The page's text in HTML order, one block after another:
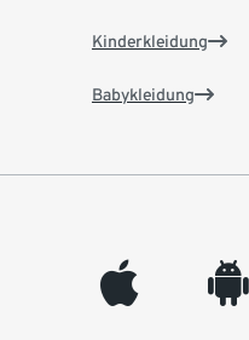
Kinderkleidung
Babykleidung
appleinc android